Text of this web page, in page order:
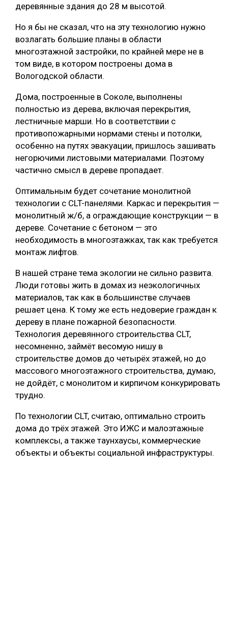
деревянные здания до 28 м высотой.
Но я бы не сказал, что на эту технологию нужно
возлагать большие планы в области
многоэтажной застройки, по крайней мере не в
том виде, в котором построены дома в
Вологодской области.
Дома, построенные в Соколе, выполнены
полностью из дерева, включая перекрытия,
лестничные марши. Но в соответствии с
противопожарными нормами стены и потолки,
особенно на путях эвакуации, пришлось зашивать
негорючими листовыми материалами. Поэтому
частично смысл в дереве пропадает.
Оптимальным будет сочетание монолитной
технологии с CLT-панелями. Каркас и перекрытия —
монолитный ж/б, а ограждающие конструкции — в
дереве. Сочетание с бетоном — это
необходимость в многоэтажках, так как требуется
монтаж лифтов.
В нашей стране тема экологии не сильно развита.
Люди готовы жить в домах из неэкологичных
материалов, так как в большинстве случаев
решает цена. К тому же есть недоверие граждан к
дереву в плане пожарной безопасности.
Технология деревянного строительства CLT,
несомненно, займёт весомую нишу в
строительстве домов до четырёх этажей, но до
массового многоэтажного строительства, думаю,
не дойдёт, с монолитом и кирпичом конкурировать
трудно.
По технологии CLT, считаю, оптимально строить
дома до трёх этажей. Это ИЖС и малоэтажные
комплексы, а также таунхаусы, коммерческие
объекты и объекты социальной инфраструктуры.